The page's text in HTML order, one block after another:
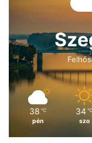
38 ℃
pén
34 ℃
szo